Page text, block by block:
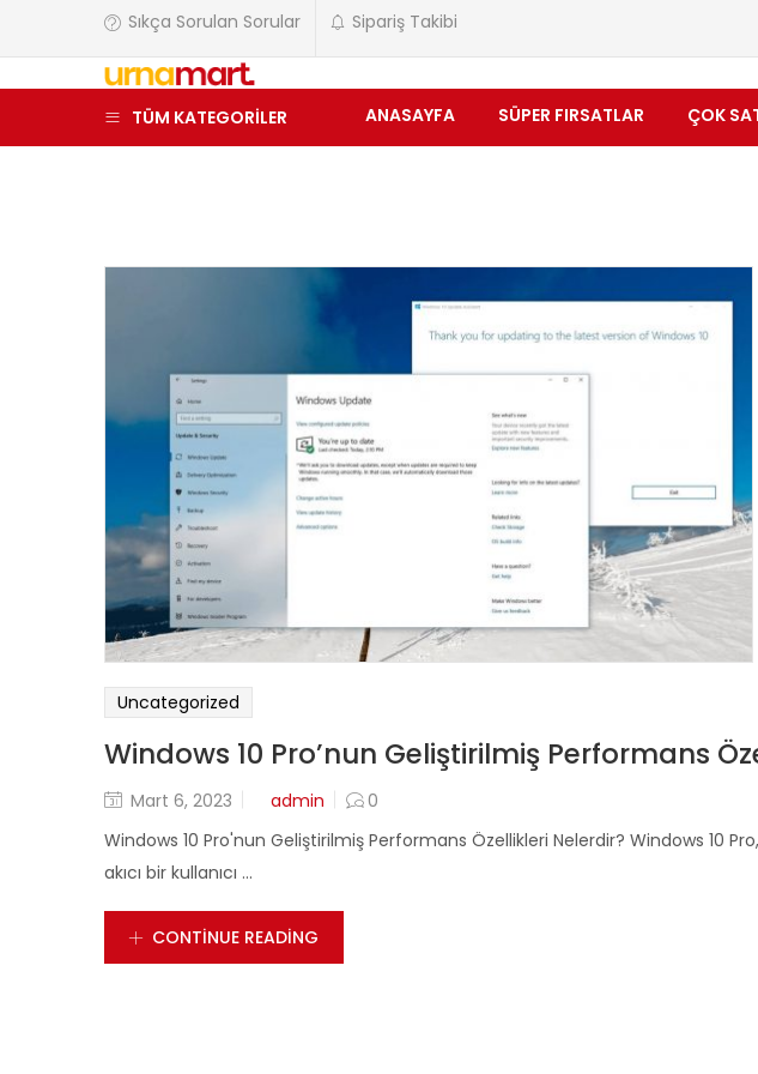
Sıkça Sorulan Sorular Sipariş Takibi
TÜM KATEGORİLER ANASAYFA SÜPER FIRSATLAR ÇOK
Uncategorized
Windows 10 Pro’nun Geliştirilmiş Performans
Posted
Mart 6, 2023 admin
0
Windows 10 Pro'nun Geliştirilmiş Performans Özellikleri Nelerdir? Windows 10
akıcı bir kullanıcı ...
CONTINUE READING